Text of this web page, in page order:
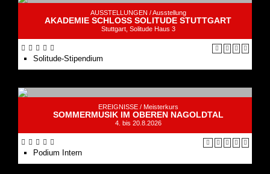
AUSSTELLUNGEN /Ausstellung
AKADEMIE SCHLOSS SOLITUDE STUTTGART
Stuttgart, Solitude Haus 3
Solitude-Stipendium
EREIGNISSE / Meisterkurs
SOMMERMUSIK IM OBEREN NAGOLDTAL
4. bis 20.8.2026
Podium Intern